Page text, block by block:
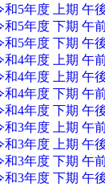
和5年度 上期 午
和5年度 下期 午
和5年度 下期 午
和4年度 上期 午
和4年度 上期 午
和4年度 下期 午
和4年度 下期 午
和3年度 上期 午
和3年度 上期 午
和3年度 下期 午
和3年度 下期 午